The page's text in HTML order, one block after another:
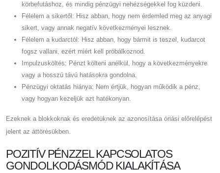
körbefutáshoz, és mindig pénzügyi nehézségekkel fog küzdeni.
Félelem a sikertől: Hisz abban, hogy nem érdemled meg az anyagi
sikert, vagy annak negatív következményei lesznek.
Félelem a kudarctól: Hisz abban, hogy bármit is teszel, kudarcot
fogsz vallani, ezért miért kell próbálkoznod.
Impulzusköltés: Pénzt költeni anélkül, hogy a következményekre
vagy a hosszú távú hatásokra gondolna.
Pénzügyi oktatás hiánya: Nem értjük, hogyan működik a pénz,
vagy hogyan kezeljük azt hatékonyan.
Ezeknek a blokkoknak és eredetüknek az azonosítása óriási előrelépést
jelent az áttörésükben.
POZITÍV PÉNZZEL KAPCSOLATOS
GONDOLKODÁSMÓD KIALAKÍTÁSA